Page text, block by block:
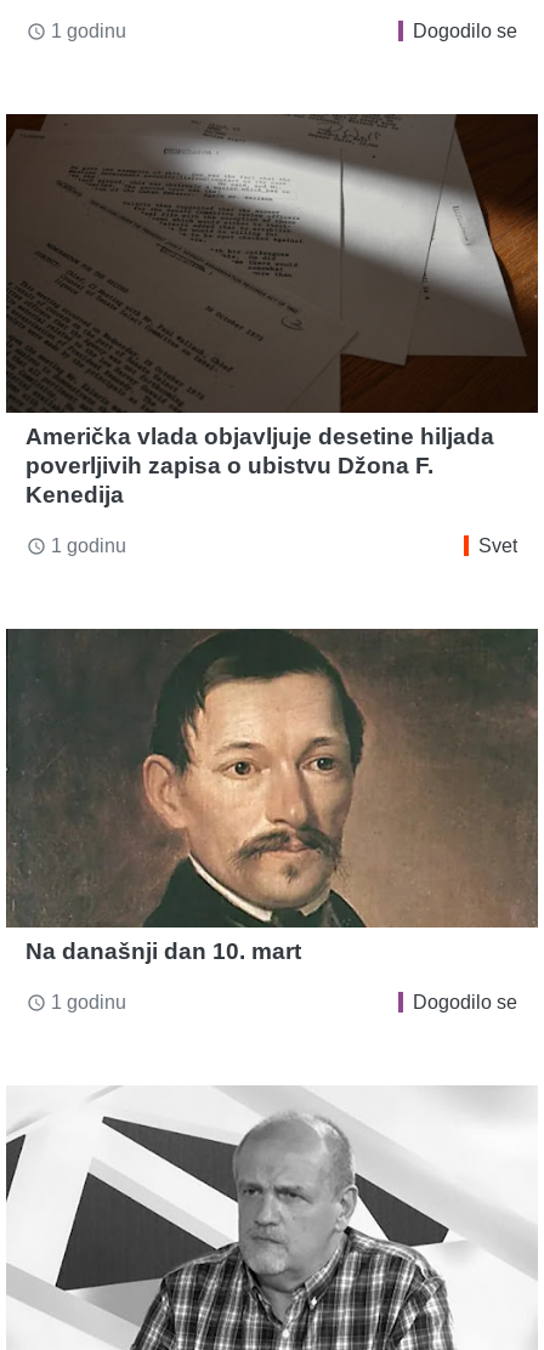
access_time 1 godinu Dogodilo se
Američka vlada objavljuje desetine hiljada
poverljivih zapisa o ubistvu Džona F.
Kenedija
access_time 1 godinu Svet
Na današnji dan 10. mart
access_time 1 godinu Dogodilo se